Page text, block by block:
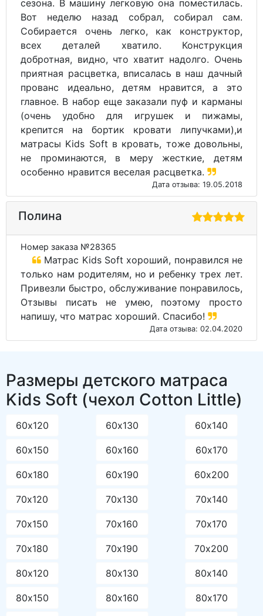
сезона. В машину легковую она поместилась.
Вот неделю назад собрал, собирал сам.
Собирается очень легко, как конструктор,
всех деталей хватило. Конструкция
добротная, видно, что хватит надолго. Очень
приятная расцветка, вписалась в наш дачный
прованс идеально, детям нравится, а это
главное. В набор еще заказали пуф и карманы
(очень удобно для игрушек и пижамы,
крепится на бортик кровати липучками),и
матрасы Kids Soft в кровать, тоже довольны,
не проминаются, в меру жесткие, детям
особенно нравится веселая расцветка.
Дата отзыва: 19.05.2018
Полина
Номер заказа №28365
Матрас Kids Soft хороший, понравился не
только нам родителям, но и ребенку трех лет.
Привезли быстро, обслуживание понравилось,
Отзывы писать не умею, поэтому просто
напишу, что матрас хороший. Спасибо!
Дата отзыва: 02.04.2020
Размеры детского матраса
Kids Soft (чехол Cotton Little)
60х120 60х130 60х140
60х150 60х160 60х170
60х180 60х190 60х200
70х120 70х130 70х140
70х150 70х160 70х170
70х180 70х190 70х200
80х120 80х130 80х140
80х150 80х160 80х170